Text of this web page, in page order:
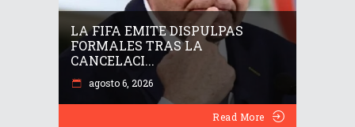
LA FIFA EMITE DISPULPAS
FORMALES TRAS LA
CANCELACI...
agosto 6, 2026
Read More